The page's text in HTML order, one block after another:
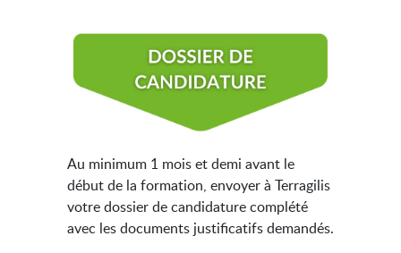
Au minimum 1 mois et demi avant le
début de la formation, envoyer à Terragilis
votre dossier de candidature complété
avec les documents justificatifs demandés.